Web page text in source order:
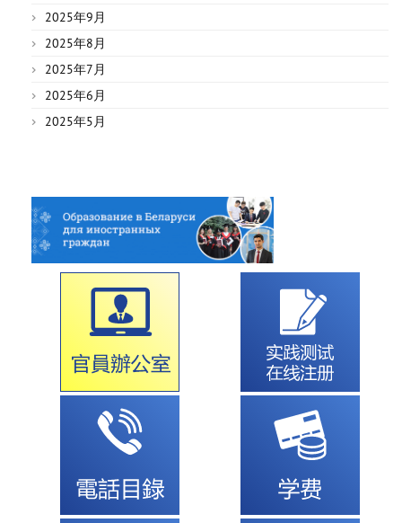
2025年9月
2025年8月
2025年7月
2025年6月
2025年5月